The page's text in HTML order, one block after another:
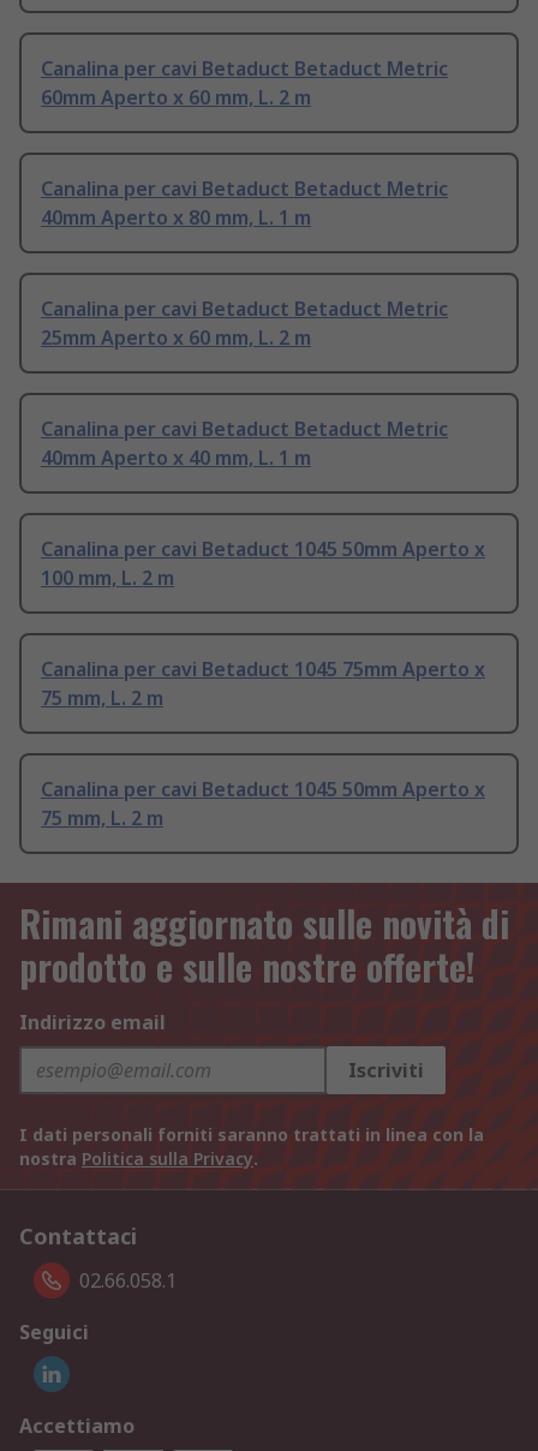
Canalina per cavi Betaduct Betaduct Metric
60mm Aperto x 60 mm, L. 2 m
Canalina per cavi Betaduct Betaduct Metric
40mm Aperto x 80 mm, L. 1 m
Canalina per cavi Betaduct Betaduct Metric
25mm Aperto x 60 mm, L. 2 m
Canalina per cavi Betaduct Betaduct Metric
40mm Aperto x 40 mm, L. 1 m
Canalina per cavi Betaduct 1045 50mm Aperto x
100 mm, L. 2 m
Canalina per cavi Betaduct 1045 75mm Aperto x
75 mm, L. 2 m
Canalina per cavi Betaduct 1045 50mm Aperto x
75 mm, L. 2 m
Rimani aggiornato sulle novità di
prodotto e sulle nostre offerte!
Indirizzo email
Iscriviti
I dati personali forniti saranno trattati in linea con la
nostra Politica sulla Privacy.
Contattaci
02.66.058.1
Seguici
Accettiamo